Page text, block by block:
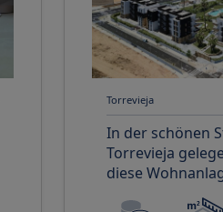
Torrevieja
In der schönen
Torrevieja
diese
Auswahl von 80